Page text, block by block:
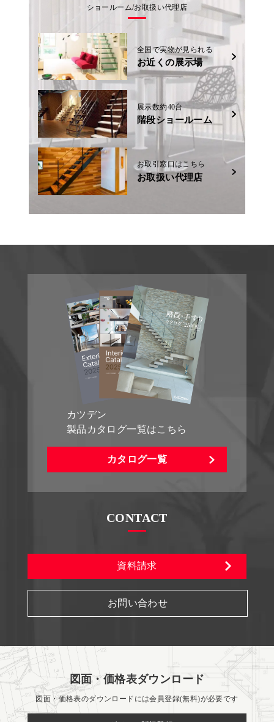
ショールーム/お取扱い代理店
全国で実物が見られる
お近くの展示場
展示数約40台
階段ショールーム
お取引窓口はこちら
お取扱い代理店
カツデン
製品カタログ一覧はこちら
カタログ一覧
CONTACT
資料請求
お問い合わせ
図面・価格表ダウンロード
図面・価格表のダウンロードには会員登録(無料)が必要です